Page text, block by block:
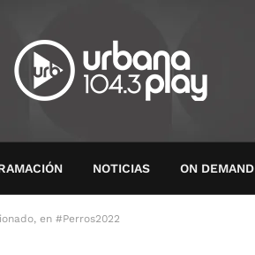
NOTICIAS ON DEMAND
en #Perros2022